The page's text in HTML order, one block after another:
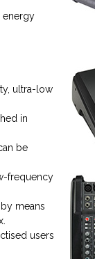
energy
ultra-low
in
be
frequency
means
users